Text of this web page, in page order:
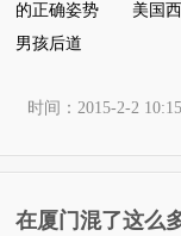
的正确姿势 美国西
男孩后道
时间：2015-2-2
在厦门混了这么